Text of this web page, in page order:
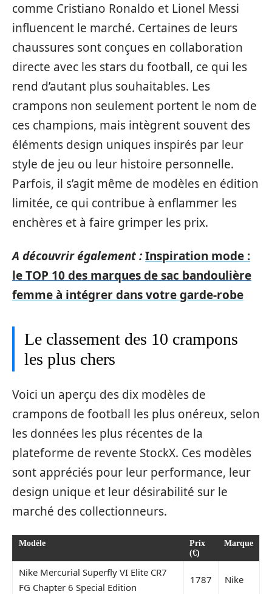
comme Cristiano Ronaldo et Lionel Messi
influencent le marché. Certaines de leurs
chaussures sont conçues en collaboration
directe avec les stars du football, ce qui les
rend d’autant plus souhaitables. Les
crampons non seulement portent le nom de
ces champions, mais intègrent souvent des
éléments design uniques inspirés par leur
style de jeu ou leur histoire personnelle.
Parfois, il s’agit même de modèles en édition
limitée, ce qui contribue à enflammer les
enchères et à faire grimper les prix.
A découvrir également :Inspiration mode :
le TOP 10 des marques de sac bandoulière
femme à intégrer dans votre garde-robe
Le classement des 10 crampons
les plus chers
Voici un aperçu des dix modèles de
crampons de football les plus onéreux, selon
les données les plus récentes de la
plateforme de revente StockX. Ces modèles
sont appréciés pour leur performance, leur
design unique et leur désirabilité sur le
marché des collectionneurs.
Modèle
Prix
(€)
Marque
Nike Mercurial Superfly VI Elite CR7
FG Chapter 6 Special Edition
1787 Nike